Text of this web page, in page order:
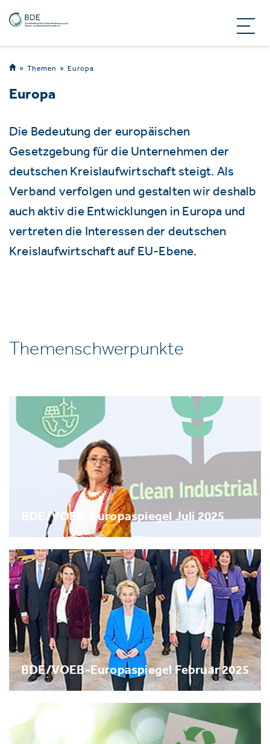
Themen Europa
Europa
Die Bedeutung der europäischen
Gesetzgebung für die Unternehmen der
deutschen Kreislaufwirtschaft steigt. Als
Verband verfolgen und gestalten wir deshalb
auch aktiv die Entwicklungen in Europa und
vertreten die Interessen der deutschen
Kreislaufwirtschaft auf EU-Ebene.
Themenschwerpunkte
BDE/VOEB-Europaspiegel Juli 2025
BDE/VOEB-Europaspiegel Februar 2025